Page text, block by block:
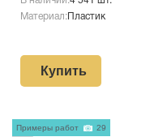
Материал: Пластик
Купить
Примеры работ 29